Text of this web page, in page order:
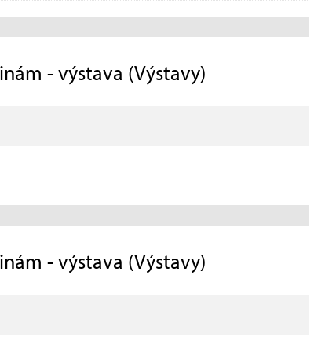
- výstava (Výstavy)
- výstava (Výstavy)